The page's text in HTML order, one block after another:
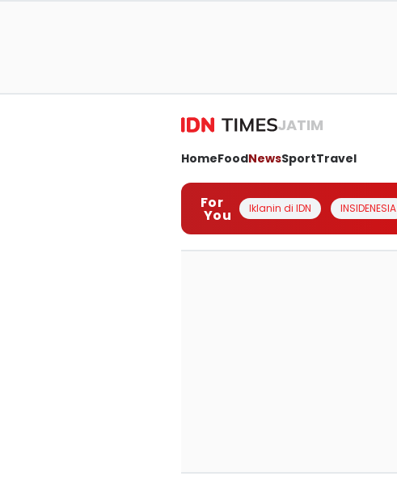
JATIM
HomeFoodNewsSportTravel
For
You Iklanin di IDN INSIDENESIA